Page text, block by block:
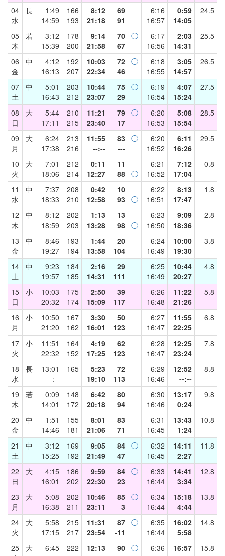
04
水
長
1:49
14:59
166
193
8:12
21:18
69
91
6:16
16:57
0:59
14:05
24.5
05
木
若
3:12
15:39
178
200
9:14
21:58
70
67
◯
6:17
16:56
2:03
14:31
25.5
06
金
中
4:12
16:13
192
207
10:03
22:34
72
46
◯
6:18
16:55
3:05
14:57
26.5
07
土
中
5:01
16:43
203
212
10:44
23:07
75
29
◯
6:19
16:54
4:07
15:24
27.5
08
日
大
5:44
17:11
210
215
11:21
23:40
79
17
◯
6:20
16:53
5:08
15:54
28.5
09
月
大
6:24
17:38
213
216
11:55
--:--
83
---
◯
6:20
16:52
6:11
16:26
29.5
10
火
大
7:01
18:06
212
214
0:11
12:27
11
88 ◯
6:21
16:52
7:12
17:04
0.8
11
水
中
7:37
18:33
208
210
0:42
12:58
10
93 ◯
6:22
16:51
8:13
17:47
1.8
12
木
中
8:12
18:59
202
203
1:13
13:28
13
98 ◯
6:23
16:50
9:09
18:36
2.8
13
金
中
8:46
19:27
193
194
1:44
13:58
20
104
6:24
16:49
10:00
19:30
3.8
14
土
中
9:23
19:57
184
185
2:16
14:31
29
111
6:25
16:49
10:44
20:27
4.8
15
日
小
10:03
20:32
175
174
2:50
15:09
39
117
6:26
16:48
11:22
21:26
5.8
16
月
小
10:50
21:20
167
162
3:30
16:01
50
123
6:27
16:47
11:55
22:25
6.8
17
火
小
11:51
22:32
164
152
4:19
17:25
62
123
6:28
16:47
12:25
23:24
7.8
18
水
長
13:01
--:--
165
---
5:23
19:10
72
113
6:29
16:46
12:52
--:--
8.8
19
木
若
0:09
14:01
148
172
6:42
20:18
80
94
6:30
16:46
13:17
0:24
9.8
20
金
中
1:51
14:46
155
181
8:01
21:06
83
71
6:31
16:45
13:43
1:24
10.8
21
土
中
3:12
15:25
169
192
9:05
21:49
84
47
◯
6:32
16:45
14:11
2:27
11.8
22
日
大
4:15
16:01
186
202
9:59
22:30
84
23
◯
6:33
16:44
14:41
3:34
12.8
23
月
大
5:08
16:38
202
211
10:46
23:11
85
3
◯
6:34
16:44
15:18
4:44
13.8
24
火
大
5:58
17:15
215
217
11:31
23:54
87
-11
◯
6:35
16:44
16:02
5:58
14.8
25
大
6:45
222
12:13
90 ◯
6:36
16:57
15.8